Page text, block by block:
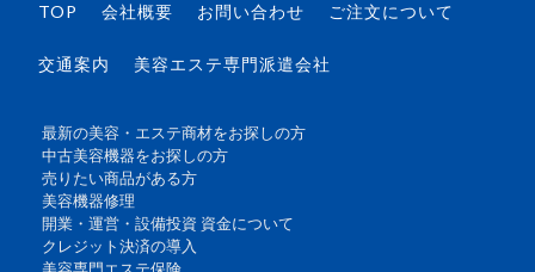
TOP 会社概要 お問い合わせ ご注文について
交通案内 美容エステ専門派遣会社
最新の美容・エステ商材をお探しの方
中古美容機器をお探しの方
売りたい商品がある方
美容機器修理
開業・運営・設備投資 資金について
クレジット決済の導入